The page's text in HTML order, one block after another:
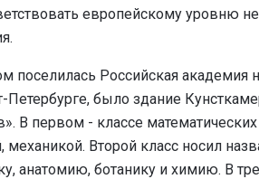
европейскому уровню
Российская академия
Петербурге, было здание
В первом - классе
Второй класс носил
анатомию, ботанику и химию. В